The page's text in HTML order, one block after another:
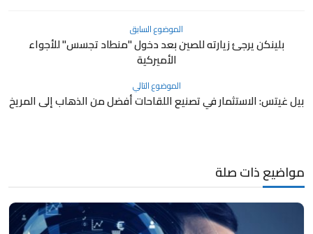
الموضوع السابق
بلينكن يرجئ زيارته للصين بعد دخول "منطاد تجسس" للأجواء
الأميركية
الموضوع التالي
بيل غيتس: الاستثمار في تصنيع اللقاحات أفضل من الذهاب إلى المريخ
مواضيع ذات صلة